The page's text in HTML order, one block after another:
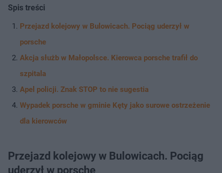
Spis treści
Przejazd kolejowy w Bulowicach. Pociąg uderzył w
porsche
Akcja służb w Małopolsce. Kierowca porsche trafił do
szpitala
Apel policji. Znak STOP to nie sugestia
Wypadek porsche w gminie Kęty jako surowe ostrzeżenie
dla kierowców
Przejazd kolejowy w Bulowicach. Pociąg
uderzył w porsche